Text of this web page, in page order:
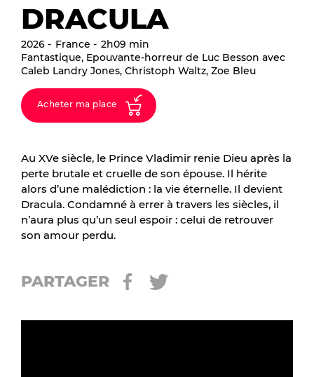
DRACULA
2026 France
2h09 min
Fantastique, Epouvante-horreur de Luc Besson avec
Caleb Landry Jones, Christoph Waltz, Zoe Bleu
Acheter ma place
Au XVe siècle, le Prince Vladimir renie Dieu après la
perte brutale et cruelle de son épouse. Il hérite
alors d’une malédiction : la vie éternelle. Il devient
Dracula. Condamné à errer à travers les siècles, il
n’aura plus qu’un seul espoir : celui de retrouver
son amour perdu.
PARTAGER